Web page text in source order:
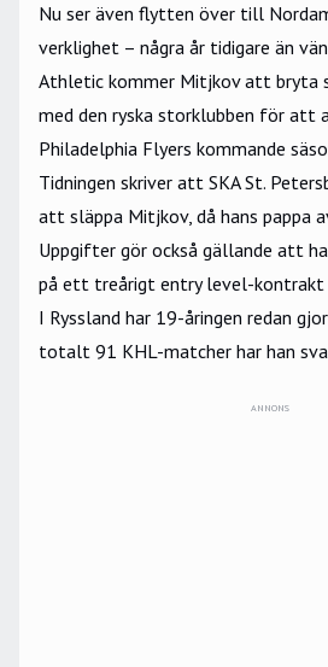
Nu ser även flytten över till
verklighet – några år tidigare än
Athletic kommer Mitjkov att bryta
med den ryska storklubben för att
Philadelphia Flyers kommande
Tidningen skriver att SKA St.
att släppa Mitjkov, då hans pappa
Uppgifter gör också gällande att
på ett treårigt entry level-kontrakt
I Ryssland har 19-åringen redan
totalt 91 KHL-matcher har han